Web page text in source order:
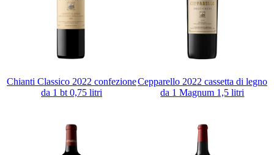
Chianti Classico 2022 confezione
da 1 bt 0,75 litri
Cepparello 2022 cassetta di legno
da 1 Magnum 1,5 litri